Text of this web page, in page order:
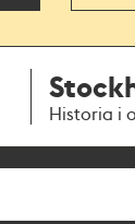
Historia i